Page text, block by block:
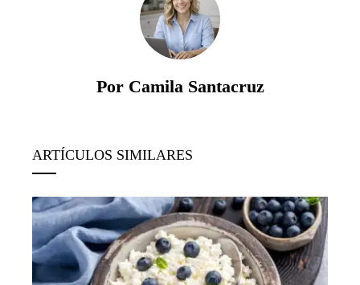
Por Camila Santacruz
ARTÍCULOS SIMILARES